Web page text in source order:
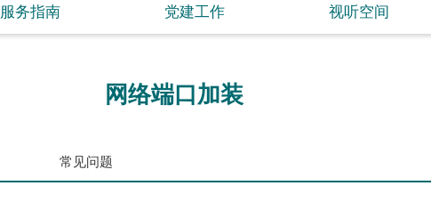
服务指南 党建工作 视听空间
网络端口加装
常见问题